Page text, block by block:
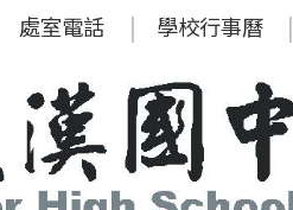
處室電話 學校行事曆